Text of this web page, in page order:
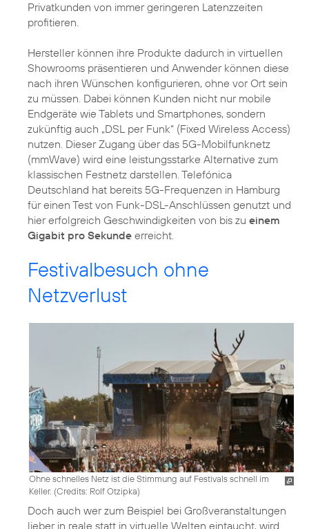
Privatkunden von immer geringeren Latenzzeiten
profitieren.
Hersteller können ihre Produkte dadurch in virtuellen
Showrooms präsentieren und Anwender können diese
nach ihren Wünschen konfigurieren, ohne vor Ort sein
zu müssen. Dabei können Kunden nicht nur mobile
Endgeräte wie Tablets und Smartphones, sondern
zukünftig auch „DSL per Funk“ (Fixed Wireless Access)
nutzen. Dieser Zugang über das 5G-Mobilfunknetz
(mmWave) wird eine leistungsstarke Alternative zum
klassischen Festnetz darstellen. Telefónica
Deutschland hat bereits 5G-Frequenzen in Hamburg
für einen Test von Funk-DSL-Anschlüssen genutzt und
hier erfolgreich Geschwindigkeiten von bis zu einem
Gigabit pro Sekunde
Festivalbesuch ohne
Netzverlust
Ohne schnelles Netz ist die Stimmung auf Festivals schnell im
Keller. (Credits: Rolf Otzipka)
Doch auch wer zum Beispiel bei Großveranstaltungen
lieber in reale statt in virtuelle Welten eintaucht, wird